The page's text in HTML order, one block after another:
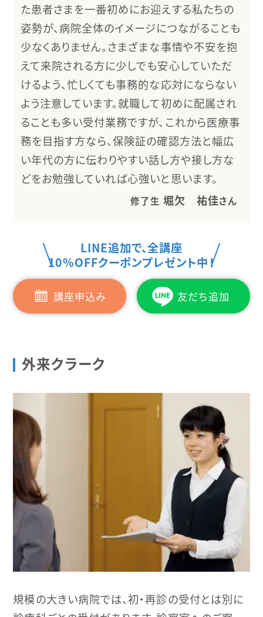
た患者さまを一番初めにお迎えする私たちの
姿勢が、病院全体のイメージにつながることも
少なくありません。さまざまな事情や不安を抱
えて来院される方に少しでも安心していただ
けるよう、忙しくても事務的な応対にならない
よう注意しています。就職して初めに配属され
ることも多い受付業務ですが、これから医療事
務を目指す方なら、保険証の確認方法と幅広
い年代の方に伝わりやすい話し方や接し方な
どをお勉強していれば心強いと思います。
修了生 堀欠 祐佳さん
LINE追加で、全講座
10%OFFクーポンプレゼント中！
講座申込み 友だち追加
外来クラーク
規模の大きい病院では、初・再診の受付とは別に